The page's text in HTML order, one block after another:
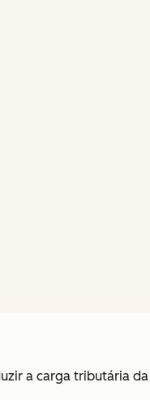
a carga tributária